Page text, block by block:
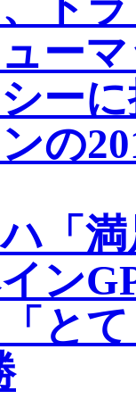
ー
ー
の
「
ン
と